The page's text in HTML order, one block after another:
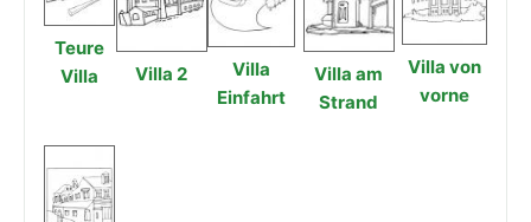
Teure
Villa
Villa 2
Villa
Einfahrt
Villa am
Strand
Villa von
vorne